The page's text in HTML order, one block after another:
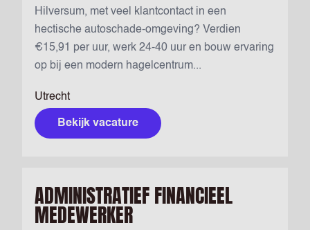
Utrecht
Hilversum, met veel klantcontact in een
hectische autoschade-omgeving? Verdien
€15,91 per uur, werk 24-40 uur en bouw ervaring
op bij een modern hagelcentrum...
Bekijk vacature
ADMINISTRATIEF FINANCIEEL
MEDEWERKER